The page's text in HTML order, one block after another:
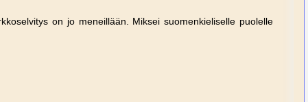
on jo meneillään. Miksei suomenkieliselle puolelle